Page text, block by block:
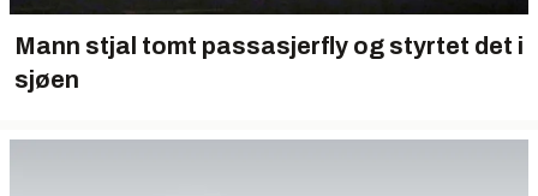
Mann stjal tomt passasjerfly og styrtet det i
sjøen